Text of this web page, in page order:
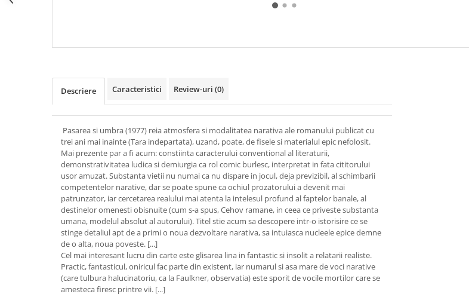
Descriere Caracteristici Review-uri (0)
Pasarea si umbra (1977) reia atmosfera si modalitatea narativa ale romanului publicat cu
trei ani mai inainte (Tara indepartata), uzand, poate, de fisele si materialul epic nefolosit.
Mai prezente par a fi acum: constiinta caracterului conventional al literaturii,
demonstrativitatea ludica si demiurgia ca rol comic burlesc, interpretat in fata cititorului
usor amuzat. Substanta vietii nu numai ca nu dispare in jocul, deja previzibil, al schimbarii
competentelor narative, dar se poate spune ca ochiul prozatorului a devenit mai
patrunzator, iar cercetarea realului mai atenta la intelesul profund al faptelor banale, al
destinelor omenesti obisnuite (cum s-a spus, Cehov ramane, in ceea ce priveste substanta
umana, modelul absolut al autorului). Titel stie acum sa descopere intr-o istorisire ce se
stinge detaliul apt de a primi o noua dezvoltare narativa, sa intuiasca nucleele epice demne
de o alta, noua poveste. [...]
Cel mai interesant lucru din carte este glisarea lina in fantastic si insolit a relatarii realiste.
Practic, fantasticul, oniricul fac parte din existent, iar numarul si asa mare de voci narative
(care tulbura halucinatoriu, ca la Faulkner, observatia) este sporit de vocile mortilor care se
amesteca firesc printre vii. [...]